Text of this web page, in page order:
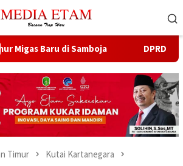
Baru di Samboja DPRD
Timur Kutai Kartanegara